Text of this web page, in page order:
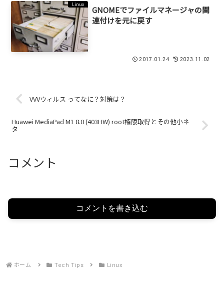
Linux
GNOMEでファイルマネージャの関
連付けを元に戻す
2017.01.24 2023.11.02
VVVウィルス ってなに？対策は？
Huawei MediaPad M1 8.0 (403HW) root権限取得とその他小ネ
タ
コメント
コメントを書き込む
ホーム Tech Tips Linux